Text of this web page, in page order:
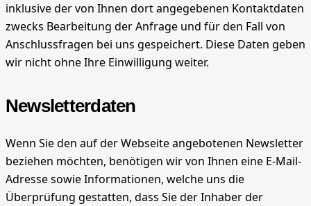
inklusive der von Ihnen dort angegebenen Kontaktdaten
zwecks Bearbeitung der Anfrage und für den Fall von
Anschlussfragen bei uns gespeichert. Diese Daten geben
wir nicht ohne Ihre Einwilligung weiter.
Newsletterdaten
Wenn Sie den auf der Webseite angebotenen Newsletter
beziehen möchten, benötigen wir von Ihnen eine E-Mail-
Adresse sowie Informationen, welche uns die
Überprüfung gestatten, dass Sie der Inhaber der